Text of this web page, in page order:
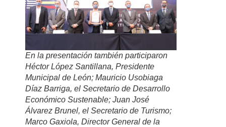
En la presentación también participaron
Héctor López Santillana, Presidente
Municipal de León; Mauricio Usobiaga
Díaz Barriga, el Secretario de Desarrollo
Económico Sustenable; Juan José
Álvarez Brunel, el Secretario de Turismo;
Marco Gaxiola, Director General de la